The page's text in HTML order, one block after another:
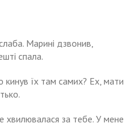
Марині дзвонив,
спала.
кинув їх там самих? Ех, мати
за тебе. У мене